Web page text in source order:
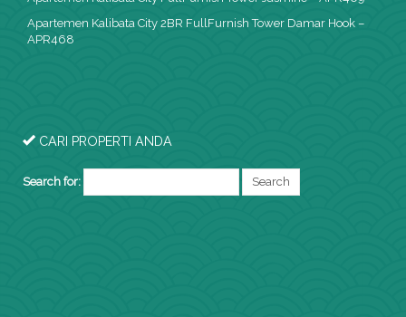
Apartemen Kalibata City 2BR FullFurnish Tower Damar Hook –
APR468
CARI PROPERTI ANDA
Search for: